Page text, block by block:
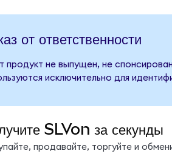
от ответственности
продукт не выпущен, не
исключительно для
SLVon за секунды
продавайте, торгуйте и